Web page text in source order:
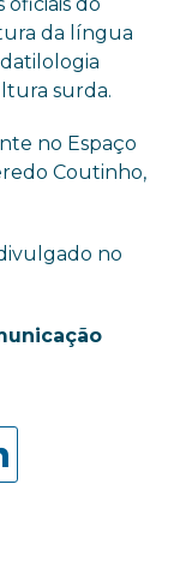
do
da língua
surda.
no Espaço
Coutinho,
no